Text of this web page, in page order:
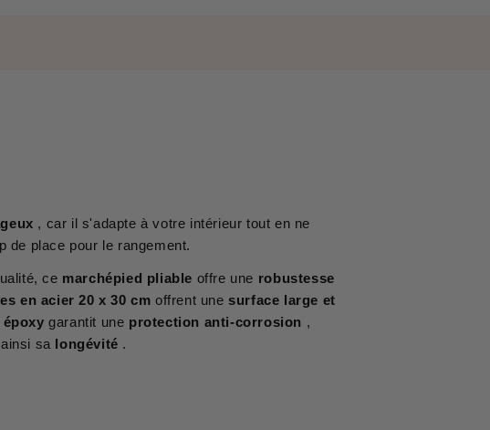
, car il s'adapte à votre intérieur tout en ne
de place pour le rangement.
ce marchépied pliable offre une robustesse
en acier 20 x 30 cm offrent une surface large et
garantit une protection anti-corrosion ,
sa longévité .